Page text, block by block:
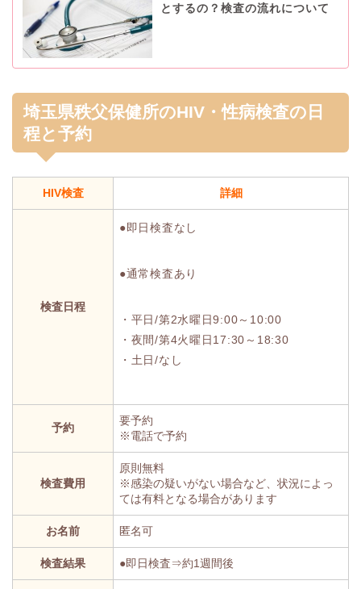
とするの？検査の流れについて
埼玉県秩父保健所のHIV・性病検査の日
程と予約
HIV検査 詳細
検査日程
●即日検査なし
●通常検査あり
・平日/第2水曜日9:00～10:00
・夜間/第4火曜日17:30～18:30
・土日/なし
予約
要予約
※電話で予約
検査費用
原則無料
※感染の疑いがない場合など、状況によっ
ては有料となる場合があります
お名前 匿名可
検査結果 ●即日検査⇒約1週間後